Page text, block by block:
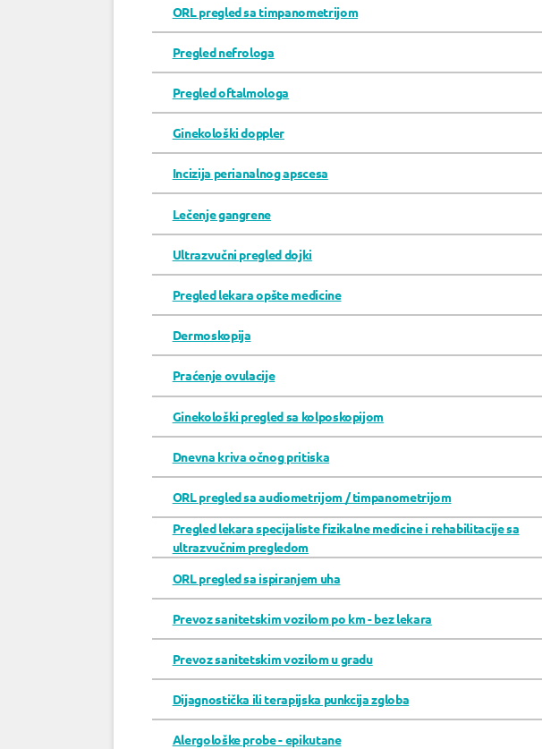
ORL pregled sa timpanometrijom
Pregled nefrologa
Pregled oftalmologa
Ginekološki doppler
Incizija perianalnog apscesa
Lečenje gangrene
Ultrazvučni pregled dojki
Pregled lekara opšte medicine
Dermoskopija
Praćenje ovulacije
Ginekološki pregled sa kolposkopijom
Dnevna kriva očnog pritiska
ORL pregled sa audiometrijom / timpanometrijom
Pregled lekara specijaliste fizikalne medicine i rehabilitacije sa
ultrazvučnim pregledom
ORL pregled sa ispiranjem uha
Prevoz sanitetskim vozilom po km - bez lekara
Prevoz sanitetskim vozilom u gradu
Dijagnostička ili terapijska punkcija zgloba
Alergološke probe - epikutane